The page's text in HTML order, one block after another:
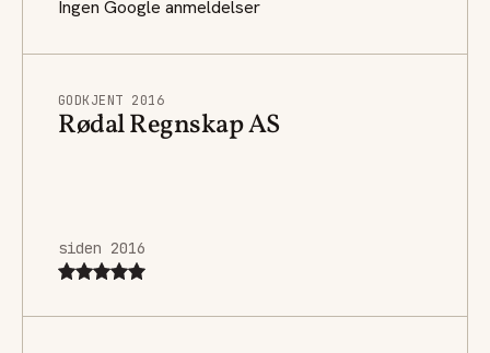
Ingen Google anmeldelser
GODKJENT 2016
Rødal Regnskap AS
siden 2016